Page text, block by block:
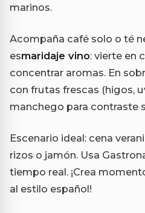
marinos.
Acompaña café solo o té
esmaridaje vino: vierte en
concentrar aromas. En
con frutas frescas (higos,
manchego para contraste
Escenario ideal: cena
rizos o jamón. Usa
tiempo real. ¡Crea
al estilo español!